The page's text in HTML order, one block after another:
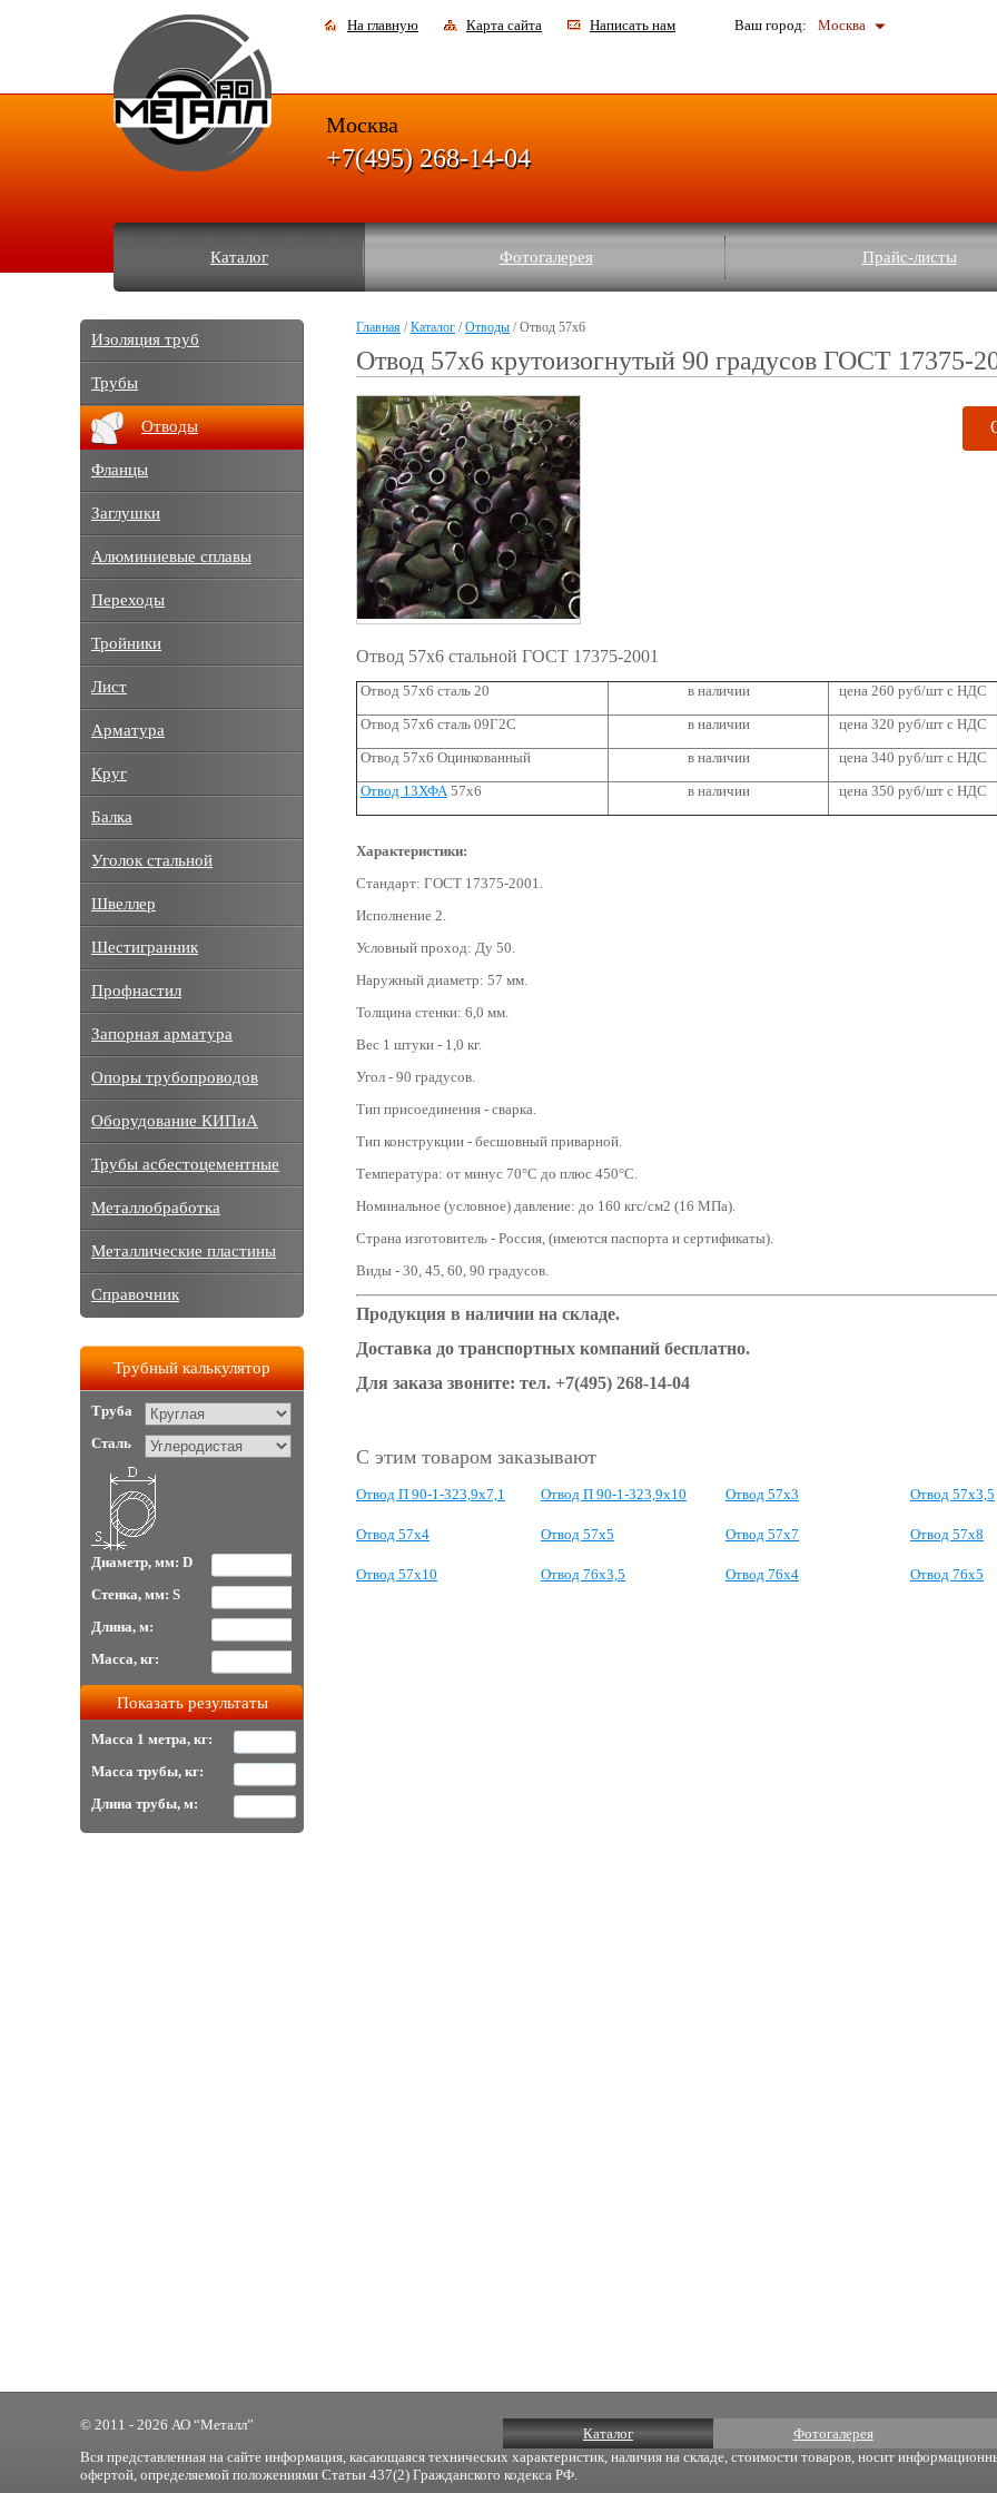
На главную Карта сайта Написать нам Ваш город: Москва
Каталог Фотогалерея Прайс-листы
Москва
+7(495) 268-14-04
Главная /Каталог /Отводы / Отвод 57х6
Отвод 57х6 крутоизогнутый 90 градусов ГОСТ 17375-
Отвод 57х6 стальной ГОСТ 17375-2001
Отвод 57х6 сталь 20 в наличии цена 260 руб/шт с НДС
Отвод 57х6 сталь 09Г2С
в наличии цена 320 руб/шт с НДС
Отвод 57х6 Оцинкованный
в наличии цена 340 руб/шт с НДС
Отвод 13ХФА57х6 в наличии цена 350 руб/шт с НДС
Характеристики:
Стандарт: ГОСТ 17375-2001.
Исполнение 2.
Условный проход: Ду 50.
Наружный диаметр: 57 мм.
Толщина стенки: 6,0 мм.
Вес 1 штуки - 1,0 кг.
Угол - 90 градусов.
Тип присоединения - сварка.
Тип конструкции - бесшовный приварной.
Температура: от минус 70°С до плюс 450°С.
Номинальное (условное) давление: до 160 кгс/см2 (16 МПа).
Страна изготовитель - Россия, (имеются паспорта и сертификаты).
Виды - 30, 45, 60, 90 градусов.
Продукция в наличии на складе.
Доставка до транспортных компаний бесплатно.
Для заказа звоните: тел. +7(495) 268-14-04
С этим товаром заказывают
Отвод П 90-1-323,9x7,1 Отвод П 90-1-323,9x10 Отвод 57х3 Отвод 57х3,5
Отвод 57х4 Отвод 57х5 Отвод 57х7 Отвод 57х8
Отвод 57х10 Отвод 76х3,5 Отвод 76х4 Отвод 76х5
Изоляция труб
Трубы
Отводы
Фланцы
Заглушки
Алюминиевые сплавы
Переходы
Тройники
Лист
Арматура
Круг
Балка
Уголок стальной
Швеллер
Шестигранник
Профнастил
Запорная арматура
Опоры трубопроводов
Оборудование КИПиА
Трубы асбестоцементные
Металлобработка
Металлические пластины
Справочник
Трубный калькулятор
Труба
Сталь
Диаметр, мм: D
Стенка, мм: S
Длина, м:
Масса, кг:
Масса 1 метра, кг:
Масса трубы, кг:
Длина трубы, м:
Каталог Фотогалерея
© 2011 - 2026 АО “Металл”
Вся представленная на сайте информация, касающаяся технических характеристик, наличия на складе, стоимости товаров, носит
офертой, определяемой положениями Статьи 437(2) Гражданского кодекса РФ.